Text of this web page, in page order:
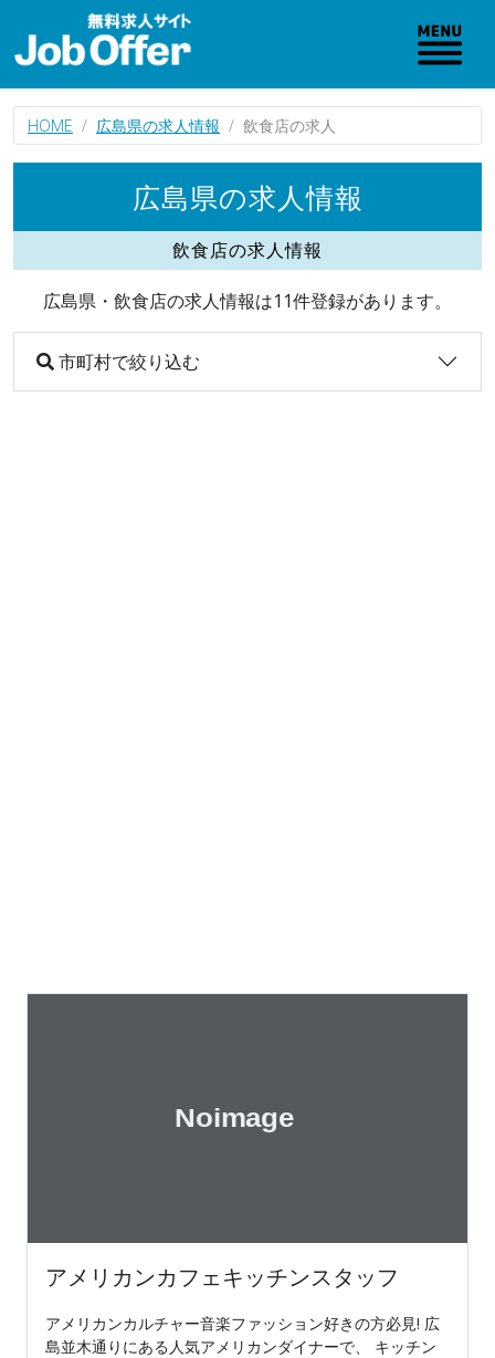
HOME 広島県の求人情報 飲食店の求人
広島県の求人情報
飲食店の求人情報
広島県・飲食店の求人情報は11件登録があります。
市町村で絞り込む
アメリカンカフェキッチンスタッフ
アメリカンカルチャー音楽ファッション好きの方必見! 広
島並木通りにある人気アメリカンダイナーで、 キッチン